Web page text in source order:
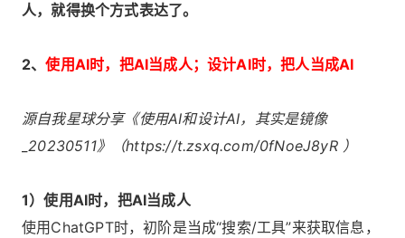
人，就得换个方式表达了。
2、使用AI时，把AI当成人；设计AI时，把人当成AI
源自我星球分享《使用AI和设计AI，其实是镜像
_20230511》（https://t.zsxq.com/0fNoeJ8yR ）
1）使用AI时，把AI当成人
使用ChatGPT时，初阶是当成“搜索/工具”来获取信息，